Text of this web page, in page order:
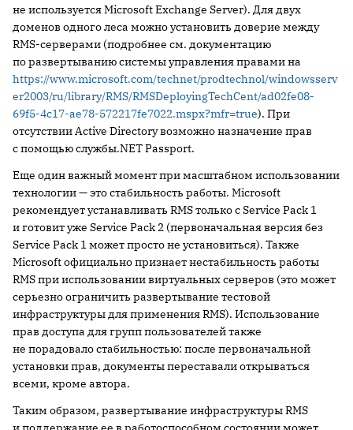
не используется Microsoft Exchange Server). Для двух
доменов одного леса можно установить доверие между
RMS-серверами (подробнее см. документацию
по развертыванию системы управления правами на
https://www.microsoft.com/technet/prodtechnol/windowsserv
er2003/ru/library/RMS/RMSDeployingTechCent/ad02fe08-
69f5-4c17-ae78-572217fe7022.mspx?mfr=true). При
отсутствии Active Directory возможно назначение прав
с помощью службы.NET Passport.
Еще один важный момент при масштабном использовании
технологии — это стабильность работы. Microsoft
рекомендует устанавливать RMS только с Service Pack 1
и готовит уже Service Pack 2 (первоначальная версия без
Service Pack 1 может просто не установиться). Также
Microsoft официально признает нестабильность работы
RMS при использовании виртуальных серверов (это может
серьезно ограничить развертывание тестовой
инфраструктуры для применения RMS). Использование
прав доступа для групп пользователей также
не порадовало стабильностью: после первоначальной
установки прав, документы переставали открываться
всеми, кроме автора.
Таким образом, развертывание инфраструктуры RMS